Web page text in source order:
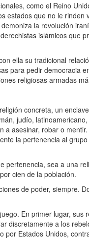
como el Reino
estados que no le rinden
la revolución
islámicos que
ella su tradicional
para pedir democracia
religiosas armadas
concreta, un
judío,
a asesinar, robar o
la pertenencia al
sea a una
cien de la población.
de poder, siempre.
En primer lugar, sus
discretamente a los
por Estados Unidos,